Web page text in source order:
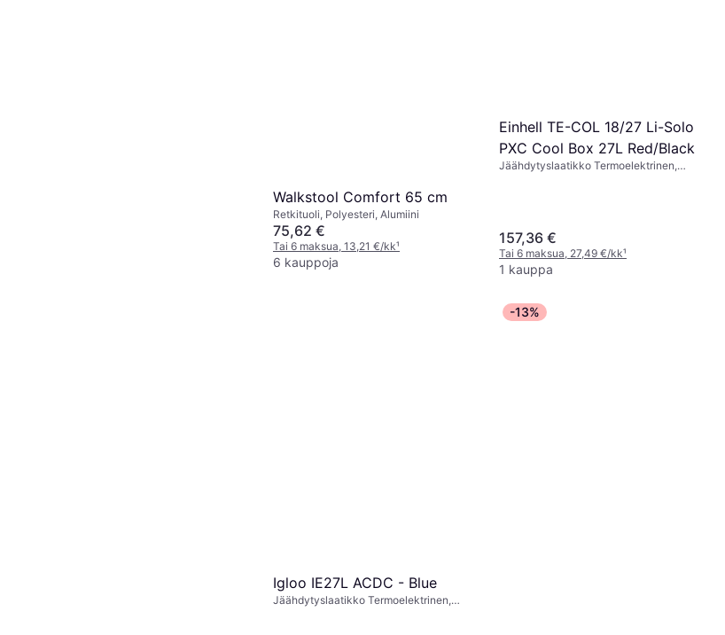
Walkstool Comfort 65 cm
Retkituoli, Polyesteri, Alumiini
75,62 €
Tai 6 maksua, 13,21 €/kk¹
6 kauppoja
Einhell TE-COL 18/27 Li-Solo
PXC Cool Box 27L Red/Black
Jäähdytyslaatikko Termoelektrinen,
157,36 €
Tai 6 maksua, 27,49 €/kk¹
1 kauppa
Igloo IE27L ACDC - Blue
Jäähdytyslaatikko Termoelektrinen,
-13%